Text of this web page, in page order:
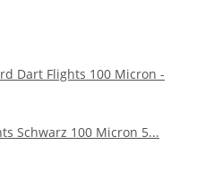
Dart Flights 100 Micron -